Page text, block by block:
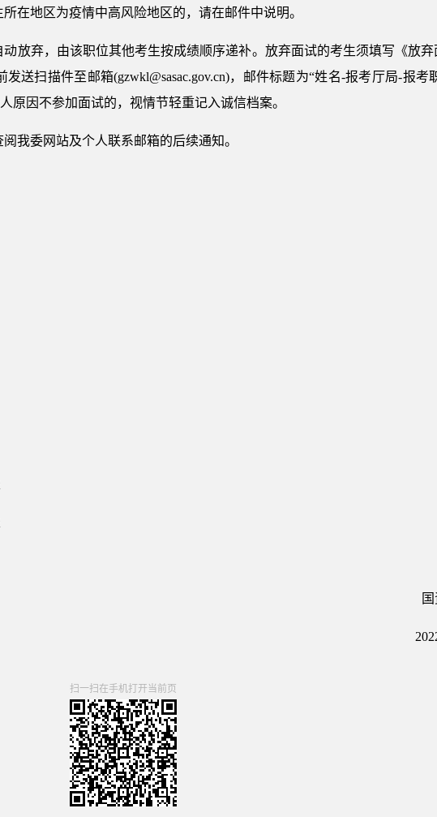
在地区为疫情中高风险地区的，请在邮件中说明。
放弃，由该职位其他考生按成绩顺序递补。放弃面试的考生须填写《放
送扫描件至邮箱(gzwkl@sasac.gov.cn)，邮件标题为“姓名-报考厅局-报考
原因不参加面试的，视情节轻重记入诚信档案。
我委网站及个人联系邮箱的后续通知。
扫一扫在手机打开当前页